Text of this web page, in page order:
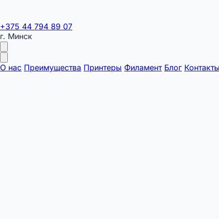
+375 44 794 89 07
г. Минск
О нас Преимущества Принтеры Филамент Блог